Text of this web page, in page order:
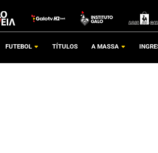
FUTEBOL TÍTULOS A MASSA